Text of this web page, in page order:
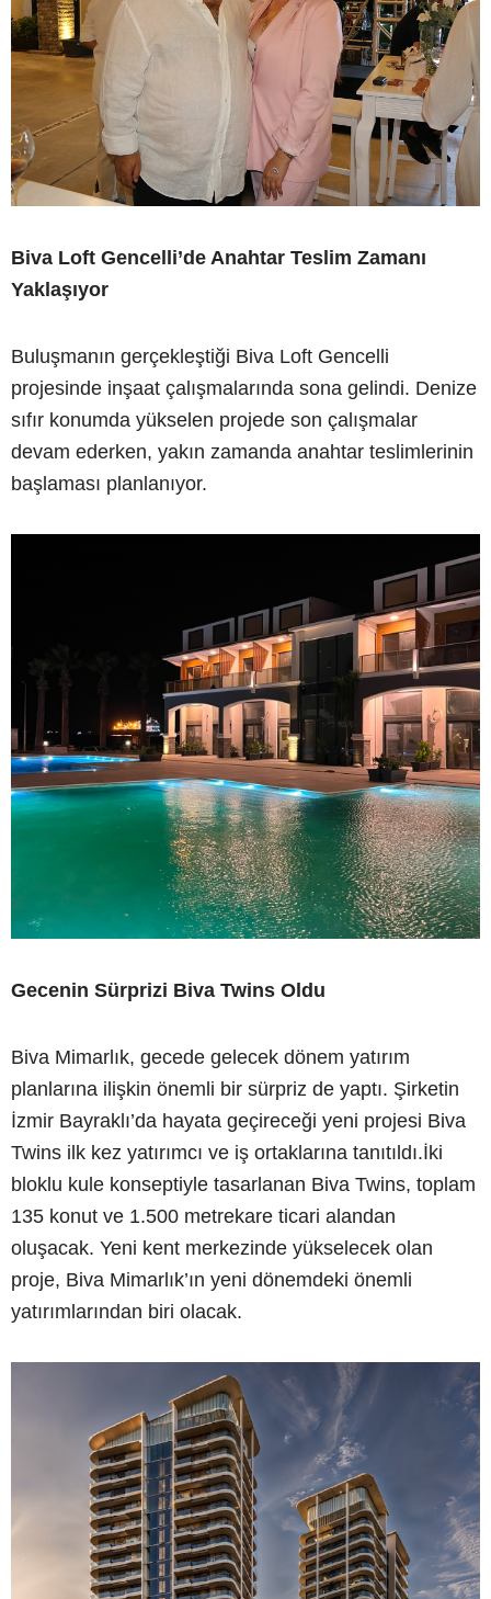
Biva Loft Gencelli’de Anahtar Teslim Zamanı
Yaklaşıyor
Buluşmanın gerçekleştiği Biva Loft Gencelli
projesinde inşaat çalışmalarında sona gelindi. Denize
sıfır konumda yükselen projede son çalışmalar
devam ederken, yakın zamanda anahtar teslimlerinin
başlaması planlanıyor.
Gecenin Sürprizi Biva Twins Oldu
Biva Mimarlık, gecede gelecek dönem yatırım
planlarına ilişkin önemli bir sürpriz de yaptı. Şirketin
İzmir Bayraklı’da hayata geçireceği yeni projesi Biva
Twins ilk kez yatırımcı ve iş ortaklarına tanıtıldı.İki
bloklu kule konseptiyle tasarlanan Biva Twins, toplam
135 konut ve 1.500 metrekare ticari alandan
oluşacak. Yeni kent merkezinde yükselecek olan
proje, Biva Mimarlık’ın yeni dönemdeki önemli
yatırımlarından biri olacak.